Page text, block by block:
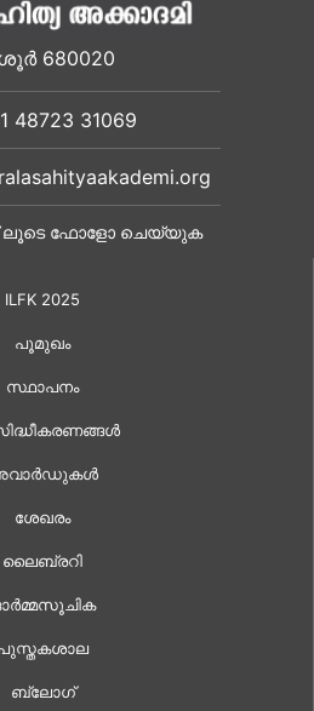
680020
48723 31069
ഫോളോ ചെയ്യുക
ILFK 2025
പൂമുഖം
സ്ഥാപനം
ശേഖരം
ലൈബ്രറി
ബ്ലോഗ്